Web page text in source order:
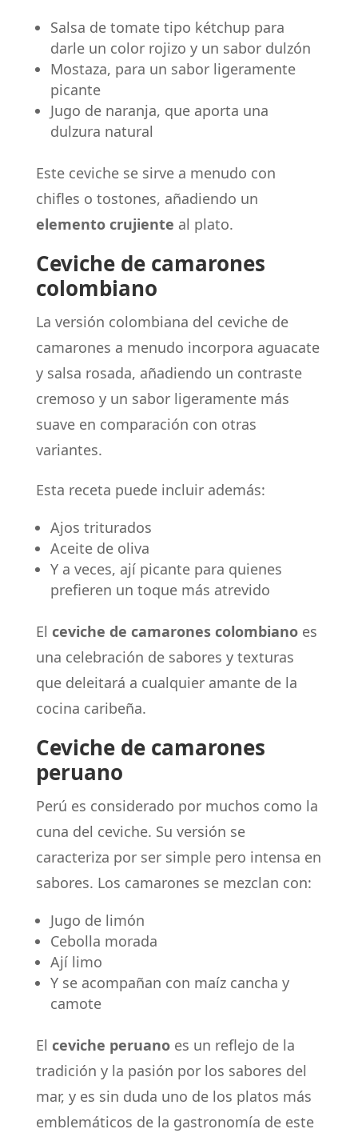
Salsa de tomate tipo kétchup para
darle un color rojizo y un sabor dulzón
Mostaza, para un sabor ligeramente
picante
Jugo de naranja, que aporta una
dulzura natural
Este ceviche se sirve a menudo con
chifles o tostones, añadiendo un
elemento crujiente al plato.
Ceviche de camarones
colombiano
La versión colombiana del ceviche de
camarones a menudo incorpora aguacate
y salsa rosada, añadiendo un contraste
cremoso y un sabor ligeramente más
suave en comparación con otras
variantes.
Esta receta puede incluir además:
Ajos triturados
Aceite de oliva
Y a veces, ají picante para quienes
prefieren un toque más atrevido
El ceviche de camarones colombianoes
una celebración de sabores y texturas
que deleitará a cualquier amante de la
cocina caribeña.
Ceviche de camarones
peruano
Perú es considerado por muchos como la
cuna del ceviche. Su versión se
caracteriza por ser simple pero intensa en
sabores. Los camarones se mezclan con:
Jugo de limón
Cebolla morada
Ají limo
Y se acompañan con maíz cancha y
camote
El ceviche peruanoes un reflejo de la
tradición y la pasión por los sabores del
mar, y es sin duda uno de los platos más
emblemáticos de la gastronomía de este